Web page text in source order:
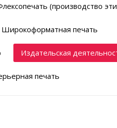
(производство
Широкоформатная печать
Издательская
печать